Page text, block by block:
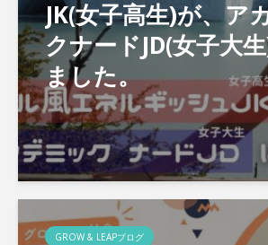
JK(女子高生)が、ア
クナードJD(女子大
ました。
GROW & LEAPブログ